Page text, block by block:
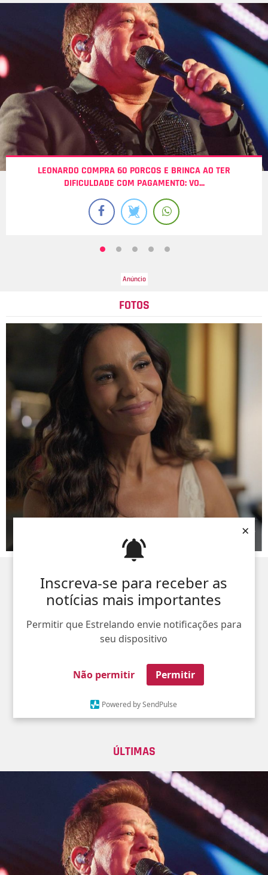
Inscreva-se para receber as
notícias mais importantes
Permitir que Estrelando envie notificações para
seu dispositivo
Não permitir Permitir
Powered by SendPulse
×
LEONARDO COMPRA 60 PORCOS E BRINCA AO TER
DIFICULDADE COM PAGAMENTO: VO...
FOTOS
Ela arrasa corações! Relembre os amores da vida de Ivete
Sangalo
ÚLTIMAS